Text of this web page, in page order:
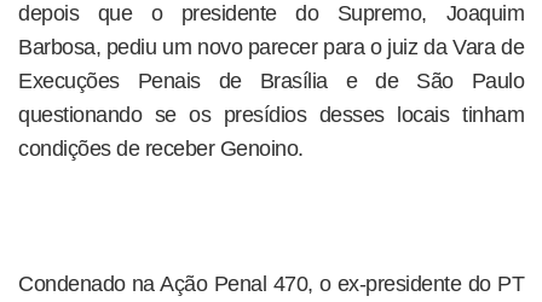
depois que o presidente do Supremo, Joaquim
Barbosa, pediu um novo parecer para o juiz da Vara de
Execuções Penais de Brasília e de São Paulo
questionando se os presídios desses locais tinham
condições de receber Genoino.
Condenado na Ação Penal 470, o ex-presidente do PT